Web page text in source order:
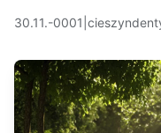
30.11.-0001 cieszyn